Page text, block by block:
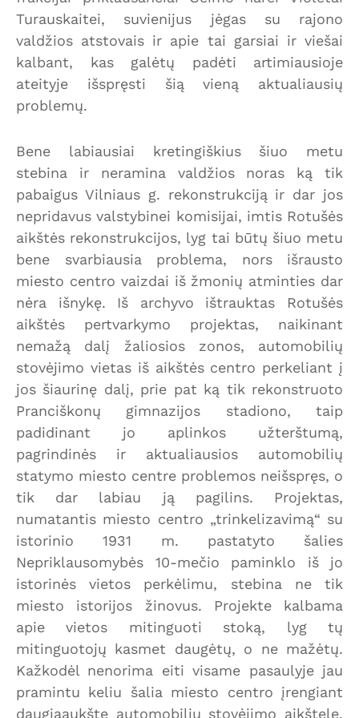
Turauskaitei, suvienijus jėgas su rajono
valdžios atstovais ir apie tai garsiai ir viešai
kalbant, kas galėtų padėti artimiausioje
ateityje išspręsti šią vieną aktualiausių
problemų.
Bene labiausiai kretingiškius šiuo metu
stebina ir neramina valdžios noras ką tik
pabaigus Vilniaus g. rekonstrukciją ir dar jos
nepridavus valstybinei komisijai, imtis Rotušės
aikštės rekonstrukcijos, lyg tai būtų šiuo metu
bene svarbiausia problema, nors išrausto
miesto centro vaizdai iš žmonių atminties dar
nėra išnykę. Iš archyvo ištrauktas Rotušės
aikštės pertvarkymo projektas, naikinant
nemažą dalį žaliosios zonos, automobilių
stovėjimo vietas iš aikštės centro perkeliant į
jos šiaurinę dalį, prie pat ką tik rekonstruoto
Pranciškonų gimnazijos stadiono, taip
padidinant jo aplinkos užterštumą,
pagrindinės ir aktualiausios automobilių
statymo miesto centre problemos neišspręs, o
tik dar labiau ją pagilins. Projektas,
numatantis miesto centro „trinkelizavimą“ su
istorinio 1931 m. pastatyto šalies
Nepriklausomybės 10-mečio paminklo iš jo
istorinės vietos perkėlimu, stebina ne tik
miesto istorijos žinovus. Projekte kalbama
apie vietos mitinguoti stoką, lyg tų
mitinguotojų kasmet daugėtų, o ne mažėtų.
Kažkodėl nenorima eiti visame pasaulyje jau
pramintu keliu šalia miesto centro įrengiant
daugiaaukštę automobilių stovėjimo aikštelę,